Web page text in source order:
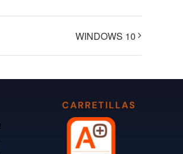
WINDOWS 10
CARRETILLAS